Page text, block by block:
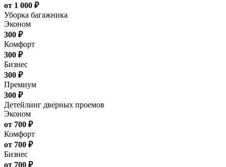
от 1 000 ₽
Уборка багажника
Эконом
300 ₽
Комфорт
300 ₽
Бизнес
300 ₽
Премиум
300 ₽
Детейлинг дверных проемов
Эконом
от 700 ₽
Комфорт
от 700 ₽
Бизнес
от 700 ₽